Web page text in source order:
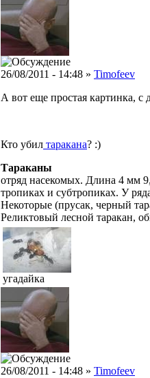
26/08/2011 - 14:48 » Timofeev
А вот еще простая картинка,
Кто убил таракана? :)
Тараканы
отряд насекомых. Длина 4 мм
тропиках и субтропиках. У
Некоторые (прусак, черный
Реликтовый лесной таракан,
угадайка
26/08/2011 - 14:48 » Timofeev